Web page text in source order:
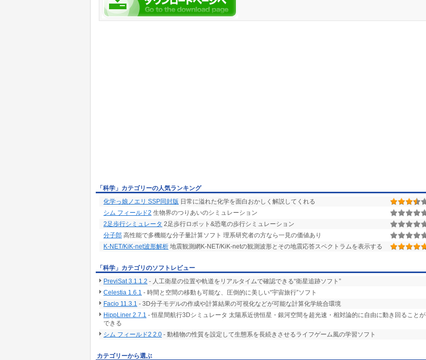
「科学」カテゴリーの人気ランキング
化学っ娘ノエリ SSP同封版 日常に溢れた化学を面白おかしく解説してくれる
シム フィールド2 生物界のつりあいのシミュレーション
2足歩行シミュレータ 2足歩行ロボット&恐竜の歩行シミュレーション
分子郎 高性能で多機能な分子量計算ソフト 理系研究者の方なら一見の価値あり
K-NET/KiK-net波形解析 地震観測網K-NET/KiK-netの観測波形とその地震応答スペクトラムを表示する
「科学」カテゴリのソフトレビュー
PreviSat 3.1.1.2 - 人工衛星の位置や軌道をリアルタイムで確認できる“衛星追跡ソフト”
Celestia 1.6.1 - 時間と空間の移動も可能な、圧倒的に美しい“宇宙旅行”ソフト
Facio 11.3.1 - 3D分子モデルの作成や計算結果の可視化などが可能な計算化学統合環境
HippLiner 2.7.1 - 恒星間航行3Dシミュレータ 太陽系近傍恒星・銀河空間を超光速・相対論的に自由に動き回ることが
できる
シム フィールド2 2.0 - 動植物の性質を設定して生態系を長続きさせるライフゲーム風の学習ソフト
カテゴリーから選ぶ